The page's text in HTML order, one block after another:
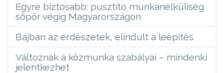
Egyre biztosabb: pusztító munkanélküliség
söpör végig Magyarországon
Bajban az erdészetek, elindult a leépítés
Változnak a közmunka szabályai – mindenki
jelentkezhet